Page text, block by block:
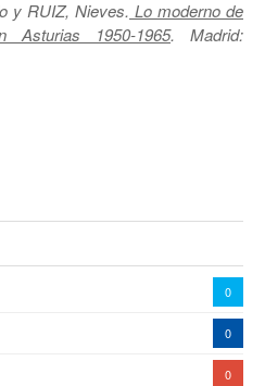
y RUIZ, Nieves. Lo moderno de
Asturias 1950-1965. Madrid:
0
0
0